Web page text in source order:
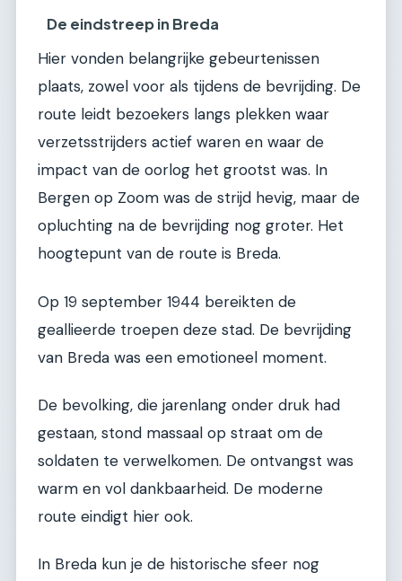
De eindstreep in Breda
Hier vonden belangrijke gebeurtenissen
plaats, zowel voor als tijdens de bevrijding. De
route leidt bezoekers langs plekken waar
verzetsstrijders actief waren en waar de
impact van de oorlog het grootst was. In
Bergen op Zoom was de strijd hevig, maar de
opluchting na de bevrijding nog groter. Het
hoogtepunt van de route is Breda.
Op 19 september 1944 bereikten de
geallieerde troepen deze stad. De bevrijding
van Breda was een emotioneel moment.
De bevolking, die jarenlang onder druk had
gestaan, stond massaal op straat om de
soldaten te verwelkomen. De ontvangst was
warm en vol dankbaarheid. De moderne
route eindigt hier ook.
In Breda kun je de historische sfeer nog